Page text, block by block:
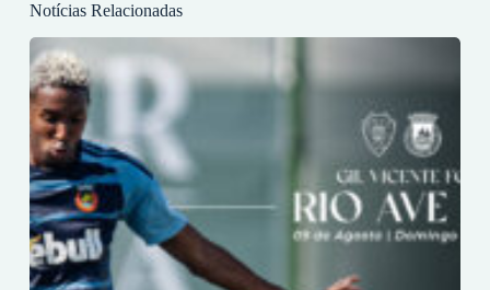
Notícias Relacionadas